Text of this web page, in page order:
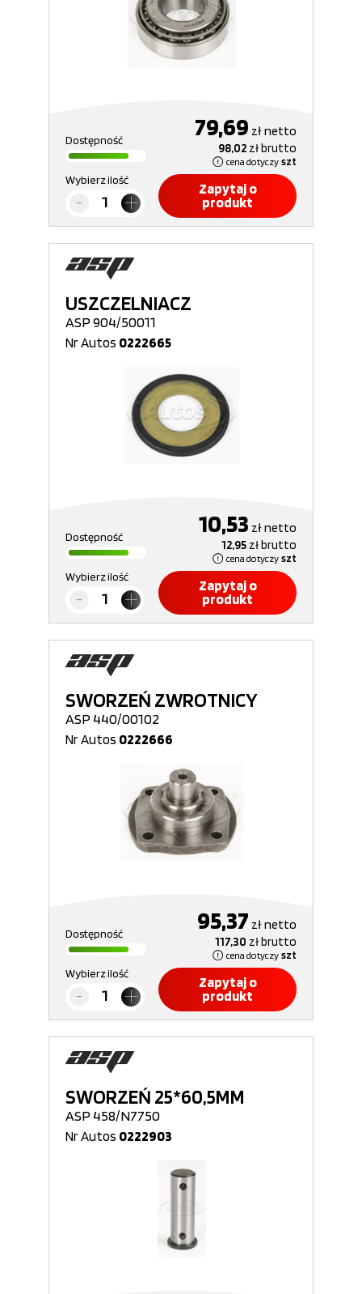
Dostępność 79,69 złnetto
98,02 złbrutto
cena dotyczy szt
Wybierz ilość
Zapytaj o
produkt
USZCZELNIACZ
ASP 904/50011
Nr Autos 0222665
Dostępność 10,53 złnetto
12,95 złbrutto
cena dotyczy szt
Wybierz ilość
Zapytaj o
produkt
SWORZEŃ ZWROTNICY
ASP 440/00102
Nr Autos 0222666
Dostępność 95,37 złnetto
117,30 złbrutto
cena dotyczy szt
Wybierz ilość
Zapytaj o
produkt
SWORZEŃ 25*60,5MM
ASP 458/N7750
Nr Autos 0222903